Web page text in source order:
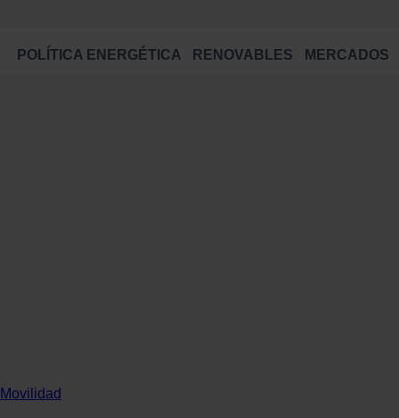
POLÍTICA ENERGÉTICA RENOVABLES MERCADOS
Movilidad